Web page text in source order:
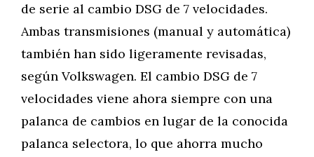
de serie al cambio DSG de 7 velocidades.
Ambas transmisiones (manual y automática)
también han sido ligeramente revisadas,
según Volkswagen. El cambio DSG de 7
velocidades viene ahora siempre con una
palanca de cambios en lugar de la conocida
palanca selectora, lo que ahorra mucho